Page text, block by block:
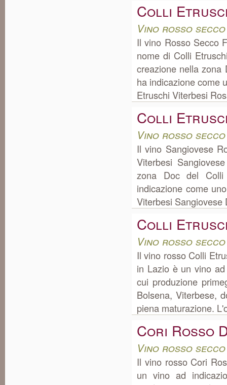
Colli
Vino rosso
Il vino Rosso Secco
nome di Colli
creazione nella zona
ha indicazione come
Etruschi Viterbesi
Colli
Vino rosso
Il vino Sangiovese
Viterbesi
zona Doc del
indicazione come
Viterbesi Sangiovese
Colli
Vino rosso
Il vino rosso Colli
in Lazio è un vino
cui produzione
Bolsena, Viterbese,
piena maturazione.
Cori Rosso
Vino rosso
Il vino rosso Cori
un vino ad